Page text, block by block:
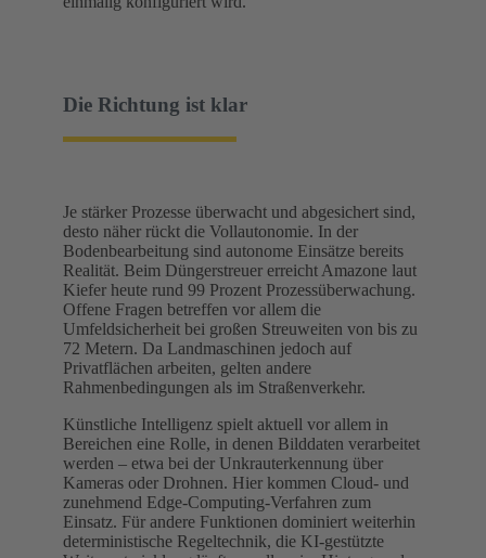
Die Richtung ist klar
Je stärker Prozesse überwacht und abgesichert sind,
desto näher rückt die Vollautonomie. In der
Bodenbearbeitung sind autonome Einsätze bereits
Realität. Beim Düngerstreuer erreicht Amazone laut
Kiefer heute rund 99 Prozent Prozessüberwachung.
Offene Fragen betreffen vor allem die
Umfeldsicherheit bei großen Streuweiten von bis zu
72 Metern. Da Landmaschinen jedoch auf
Privatflächen arbeiten, gelten andere
Rahmenbedingungen als im Straßenverkehr.
Künstliche Intelligenz spielt aktuell vor allem in
Bereichen eine Rolle, in denen Bilddaten verarbeitet
werden – etwa bei der Unkrauterkennung über
Kameras oder Drohnen. Hier kommen Cloud‑ und
zunehmend Edge‑Computing‑Verfahren zum
Einsatz. Für andere Funktionen dominiert weiterhin
deterministische Regeltechnik, die KI‑gestützte